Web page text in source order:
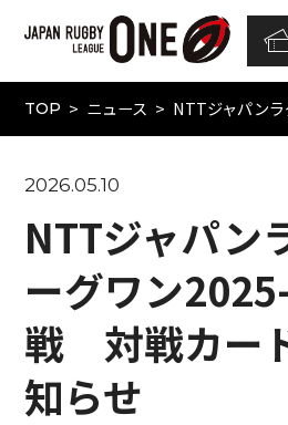
TOP ニュース NTTジャパン
2026.05.10
NTTジャパン
ーグワン
戦 対戦カー
知らせ